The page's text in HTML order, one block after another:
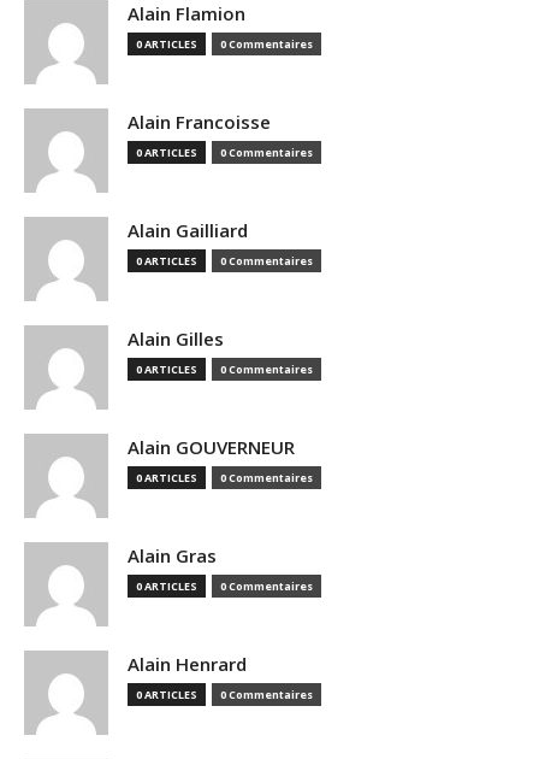
Alain Flamion
0 ARTICLES 0 Commentaires
Alain Francoisse
0 ARTICLES 0 Commentaires
Alain Gailliard
0 ARTICLES 0 Commentaires
Alain Gilles
0 ARTICLES 0 Commentaires
Alain GOUVERNEUR
0 ARTICLES 0 Commentaires
Alain Gras
0 ARTICLES 0 Commentaires
Alain Henrard
0 ARTICLES 0 Commentaires